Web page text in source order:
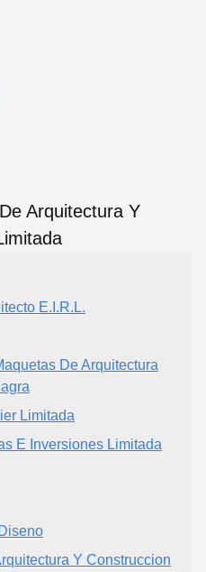
E.I.R.L.
De Arquitectura
Limitada
E Inversiones Limitada
Y Construccion